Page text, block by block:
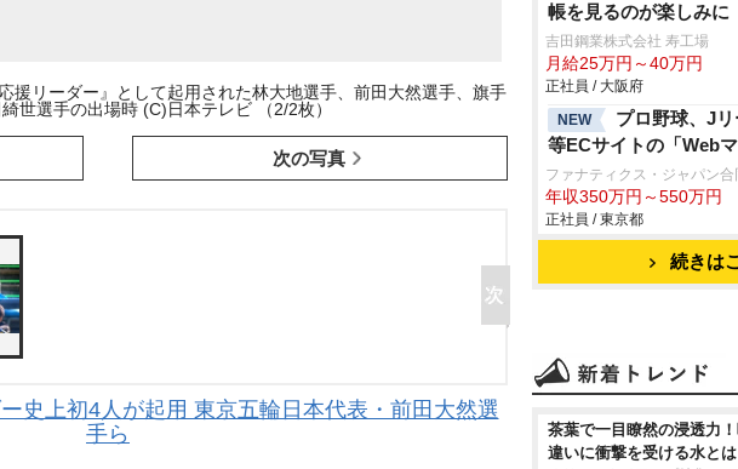
援リーダー』として起用された林大地選手、前田大然選手、旗手
世選手の出場時 (C)日本テレビ （2/2枚）
次の写真
史上初4人が起用 東京五輪日本代表・前田大然選
手ら
帳を見るのが楽しみに
吉田鋼業株式会社 寿工場
月給25万円～40万円
正社員 / 大阪府
NEW
プロ野球、J
等ECサイトの「Web
ファナティクス・ジャパン合
年収350万円～550万円
正社員 / 東京都
続きは
茶葉で一目瞭然の浸透力
違いに衝撃を受ける水とは